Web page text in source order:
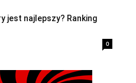
jest najlepszy? Ranking
0